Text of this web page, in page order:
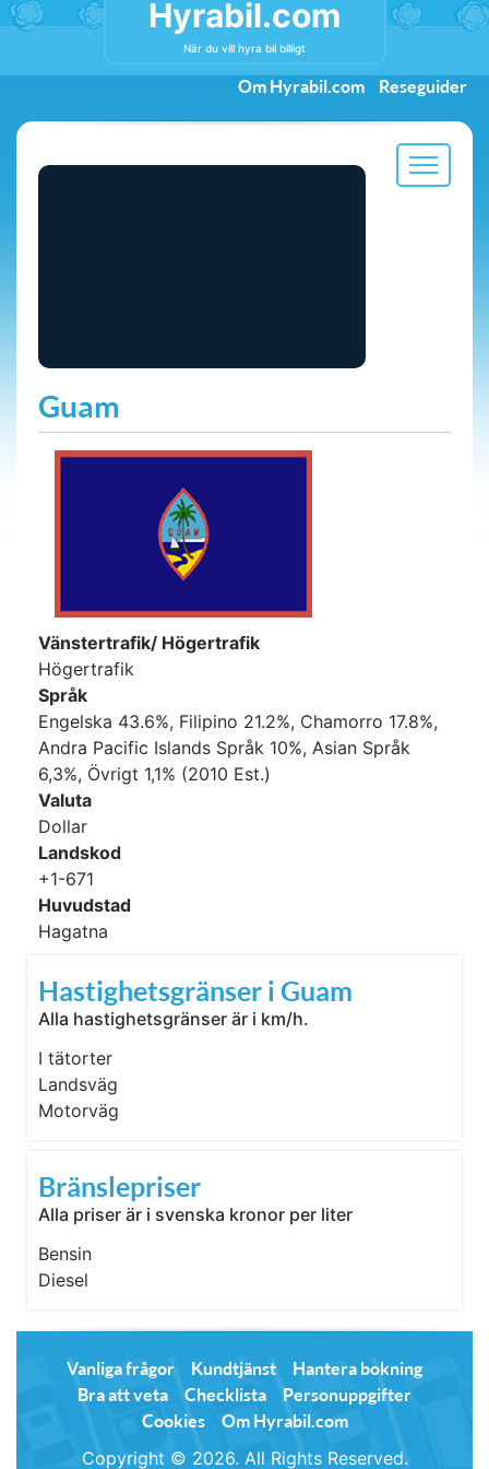
Hyrabil.com
När du vill hyra bil billigt
Om Hyrabil.com Reseguider
Guam
Vänstertrafik/ Högertrafik
Högertrafik
Språk
Engelska 43.6%, Filipino 21.2%, Chamorro 17.8%,
Andra Pacific Islands Språk 10%, Asian Språk
6,3%, Övrigt 1,1% (2010 Est.)
Valuta
Dollar
Landskod
+1-671
Huvudstad
Hagatna
Hastighetsgränser i Guam
Alla hastighetsgränser är i km/h.
I tätorter
Landsväg
Motorväg
Bränslepriser
Alla priser är i svenska kronor per liter
Bensin
Diesel
Vanliga frågor Kundtjänst
Hantera bokning
Bra att veta
Checklista
Personuppgifter
Cookies
Om Hyrabil.com
Copyright © 2026. All Rights Reserved.